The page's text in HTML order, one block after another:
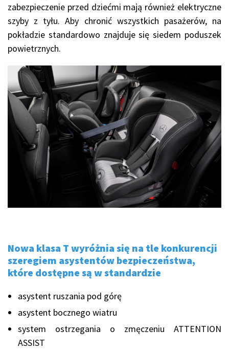
zabezpieczenie przed dziećmi mają również elektryczne
szyby z tyłu. Aby chronić wszystkich pasażerów, na
pokładzie standardowo znajduje się siedem poduszek
powietrznych.
Nowa klasa T wyróżnia się na tle konkurencji
szeregiem asystentów bezpieczeństwa,
które dostępne są w standardzie
asystent ruszania pod górę
asystent bocznego wiatru
system ostrzegania o zmęczeniu ATTENTION
ASSIST